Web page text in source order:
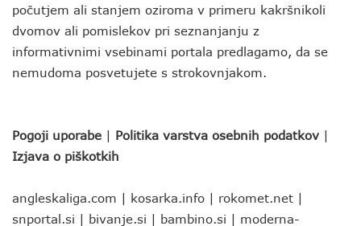
počutjem ali stanjem oziroma v primeru kakršnikoli
dvomov ali pomislekov pri seznanjanju z
informativnimi vsebinami portala predlagamo, da se
nemudoma posvetujete s strokovnjakom.
Pogoji uporabe | Politika varstva osebnih podatkov |
Izjava o piškotkih
angleskaliga.com | kosarka.info | rokomet.net |
snportal.si | bivanje.si | bambino.si | moderna-